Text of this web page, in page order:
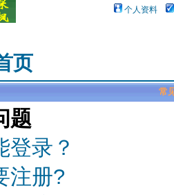
个人资料
页
常
题
登录？
注册?